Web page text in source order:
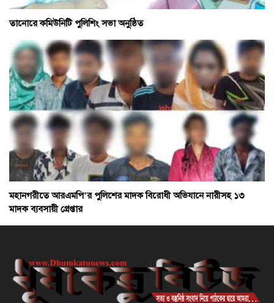
তানোরে কমিউনিটি পুলিশিং সভা অনুষ্ঠিত
মহানগরীতে আরএমপি’র পুলিশের মাদক বিরোধী অভিযানে নারীসহ ১৩
মাদক ব্যবসায়ী গ্রেপ্তার